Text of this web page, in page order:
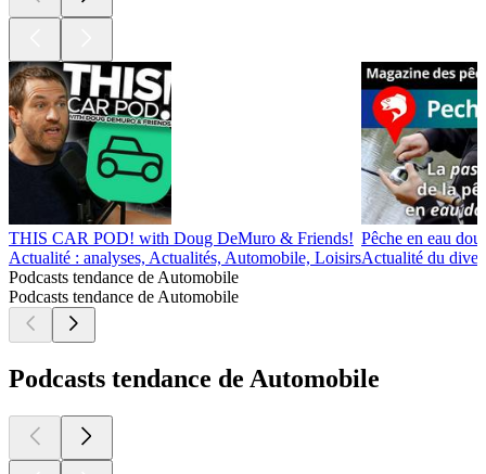
THIS CAR POD! with Doug DeMuro & Friends!
Actualité : analyses, Actualités, Automobile, Loisirs
Pêche en eau
Actualité du
Podcasts tendance de Automobile
Podcasts tendance de Automobile
Podcasts tendance de Automobile